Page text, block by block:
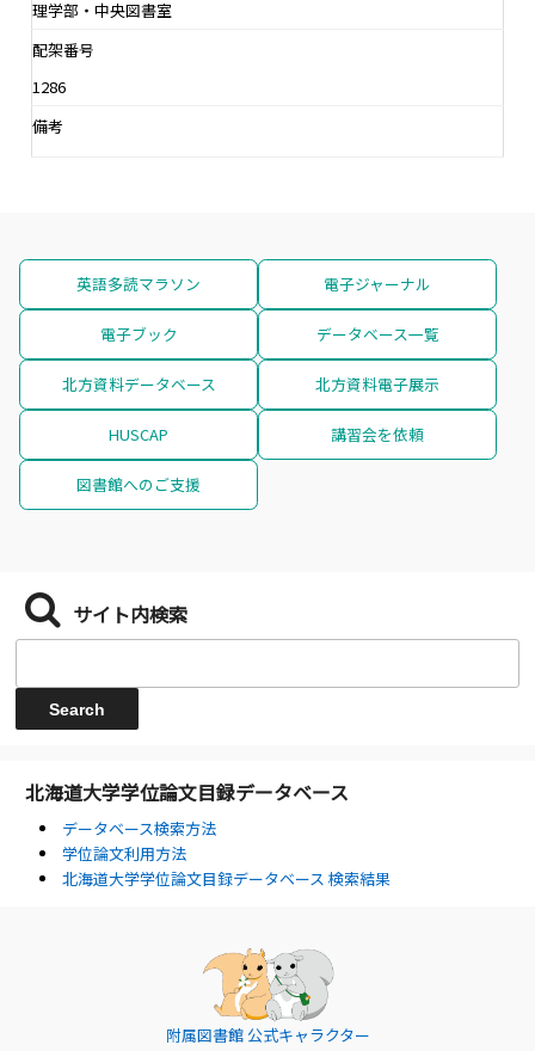
理学部・中央図書室
配架番号
1286
備考
英語多読マラソン 電子ジャーナル
電子ブック データベース一覧
北方資料データベース 北方資料電子展示
HUSCAP 講習会を依頼
図書館へのご支援
サイト内検索
北海道大学学位論文目録データベース
データベース検索方法
学位論文利用方法
北海道大学学位論文目録データベース 検索結果
附属図書館 公式キャラクター